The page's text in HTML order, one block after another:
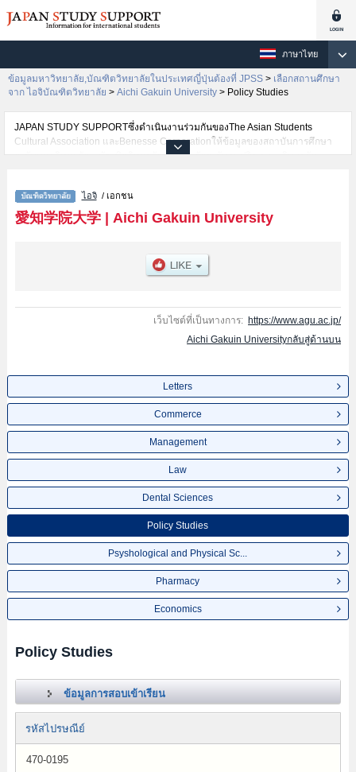
ภาษาไทย
ข้อมูลมหาวิทยาลัย,บัณฑิตวิทยาลัยในประเทศญี่ปุ่นต้องที่ JPSS > เลือกสถานศึกษา
จาก ไอจิบัณฑิตวิทยาลัย > Aichi Gakuin University > Policy Studies
JAPAN STUDY SUPPORTซึ่งดำเนินงานร่วมกันของThe Asian Students
Cultural Association และBenesse Corporationให้ข้อมูลของสถาบันการศึกษา
ระดับมหาวิทยาลัย・บัณฑิตวิทยาลัย・วิทยาลัยระดับอนุปริญญา・วิทยาลัย
ต่างชาติเช่นLettersหรือCommerceหรือManagementหรือLawหรือDental
SciencesหรือPolicy StudiesหรือPsyshological and Physical
ScienceหรือPharmacyหรือEconomics เป็นต้น,ข้อมูลของแต่ละสาขาวิจัย,ข้อมูล
คัดเลือกเป็นต้น,แนะนำสถานที่,การเดินทางเป็นต้นไว้ด้วยดังนั้นขอเชิญใช้บริการ
ไอจิ/ เอกชน
愛知学院大学| Aichi Gakuin University
เว็บไซต์ที่เป็นทางการ: https://www.agu.ac.jp/
Aichi Gakuin Universityกลับสู่ด้านบน
Letters
Commerce
Management
Law
Dental Sciences
Policy Studies
Psyshological and Physical Sc...
Pharmacy
Economics
Policy Studies
ข้อมูลการสอบเข้าเรียน
รหัสไปรษณีย์
470-0195